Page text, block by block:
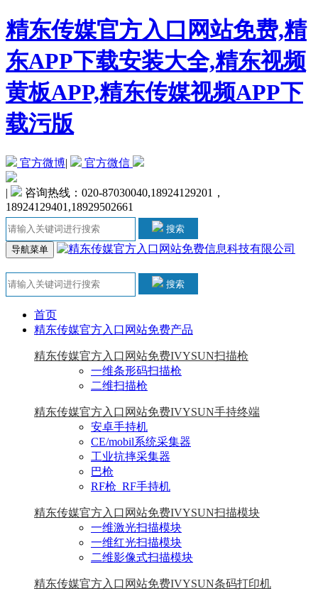
精东传媒官方入口网站免费,精
东APP下载安装大全,精东视频
黄板APP,精东传媒视频APP下
载污版
官方微博| 官方微信
|
咨询热线：020-87030040,18924129201，
18924129401,18929502661
搜索
导航菜单
搜索
首页
精东传媒官方入口网站免费产品
精东传媒官方入口网站免费IVYSUN扫描枪
一维条形码扫描枪
二维扫描枪
精东传媒官方入口网站免费IVYSUN手持终端
安卓手持机
CE/mobil系统采集器
工业抗摔采集器
巴枪
RF枪_RF手持机
精东传媒官方入口网站免费IVYSUN扫描模块
一维激光扫描模块
一维红光扫描模块
二维影像式扫描模块
精东传媒官方入口网站免费IVYSUN条码打印机